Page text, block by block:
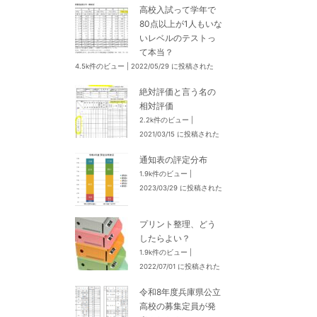
高校入試って学年で
80点以上が1人もいな
いレベルのテストっ
て本当？
4.5k件のビュー 2022/05/29 に投稿された
絶対評価と言う名の
相対評価
2.2k件のビュー
2021/03/15 に投稿された
通知表の評定分布
1.9k件のビュー
2023/03/29 に投稿された
プリント整理、どう
したらよい？
1.9k件のビュー
2022/07/01 に投稿された
令和8年度兵庫県公立
高校の募集定員が発